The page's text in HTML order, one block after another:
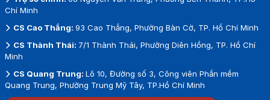
Chí Minh
CS Cao Thắng: 93 Cao Thắng, Phường Bàn Cờ, TP. Hồ Chí Minh
CS Thành Thái: 7/1 Thành Thái, Phường Diên Hồng, TP. Hồ Chí
Minh
CS Quang Trung: Lô 10, Đường số 3, Công viên Phần mềm
Quang Trung, Phường Trung Mỹ Tây, TP.Hồ Chí Minh